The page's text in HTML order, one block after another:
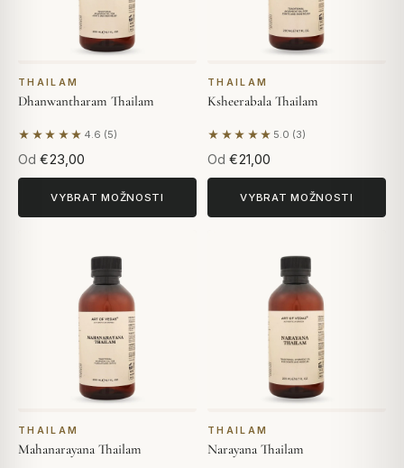
THAILAM
Dhanwantharam Thailam
★★★★★ 4.6 (5)
Na základě 5 hodnocení
Od €23,00
VYBRAT MOŽNOSTI
THAILAM
Ksheerabala Thailam
★★★★★ 5.0 (3)
Na základě 3 hodnocení
Od €21,00
VYBRAT MOŽNOSTI
THAILAM
Mahanarayana Thailam
THAILAM
Narayana Thailam